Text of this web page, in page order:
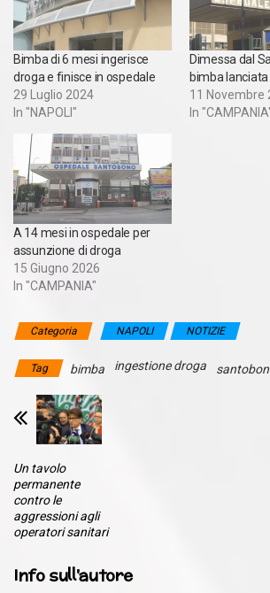
Bimba di 6 mesi ingerisce
droga e finisce in ospedale
29 Luglio 2024
In "NAPOLI"
Dimessa dal
bimba
11 Novembre
In
A 14 mesi in ospedale per
assunzione di droga
15 Giugno 2026
In "CAMPANIA"
Categoria NAPOLI NOTIZIE
Tag bimba ingestione droga
Un tavolo
permanente
contro le
aggressioni agli
operatori sanitari
Info sull'autore